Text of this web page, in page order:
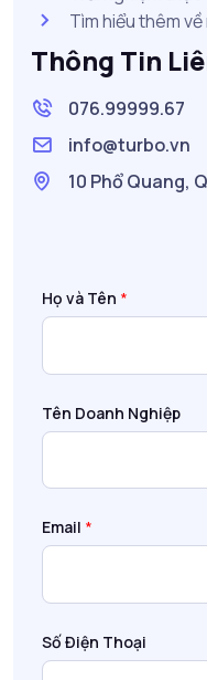
Tìm hiểu thêm
Thông Tin
076.99999.67
info@turbo.vn
10 Phổ Quang,
Họ và Tên *
Tên Doanh Nghiệp
Email *
Số Điện Thoại